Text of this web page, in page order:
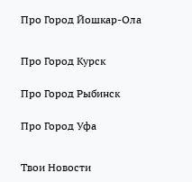
Про Город Йошкар-Ола
Про Город Курск
Про Город Рыбинск
Про Город Уфа
Твои Новости